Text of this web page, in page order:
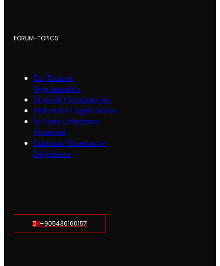
FORUM-TOPICS
Dış Ticaret
Uygulamaları
Gümrük Uygulamaları
Muhasebe Uygulamaları
İş Proje Geliştirme
Yönetimi
Finansal Yönetim ve
Değerleme
+905436160157